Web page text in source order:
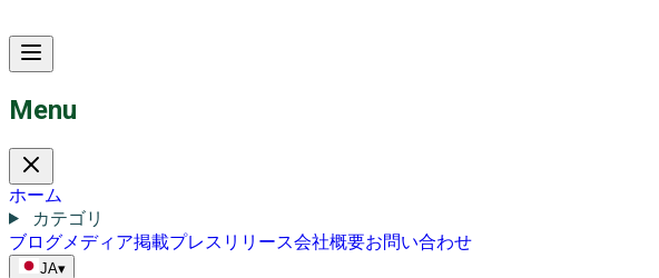
Menu
ホーム
カテゴリ
ブログメディア掲載プレスリリース会社概要お問い合わせ
JA▾